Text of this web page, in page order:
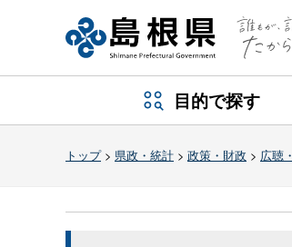
目的で探す
トップ> 県政・統計 > 政策・財政 > 広聴